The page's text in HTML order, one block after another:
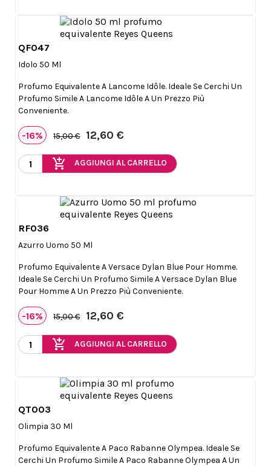
QF047
Idolo 50 Ml
Profumo Equivalente A Lancome Idôle. Ideale Se Cerchi Un
Profumo Simile A Lancome Idôle A Un Prezzo Più
Conveniente.
-16% 15,00 € 12,60 €
add_shopping_cart AGGIUNGI AL CARRELLO
RF036
Azurro Uomo 50 Ml
Profumo Equivalente A Versace Dylan Blue Pour Homme.
Ideale Se Cerchi Un Profumo Simile A Versace Dylan Blue
Pour Homme A Un Prezzo Più Conveniente.
-16% 15,00 € 12,60 €
add_shopping_cart AGGIUNGI AL CARRELLO
QT003
Olimpia 30 Ml
Profumo Equivalente A Paco Rabanne Olympea. Ideale Se
Cerchi Un Profumo Simile A Paco Rabanne Olympea A Un